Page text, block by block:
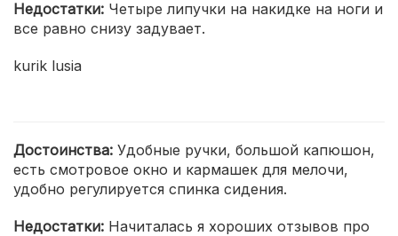
Недостатки: Четыре липучки на накидке на ноги и
все равно снизу задувает.
kurik lusia
Достоинства: Удобные ручки, большой капюшон,
есть смотровое окно и кармашек для мелочи,
удобно регулируется спинка сидения.
Недостатки: Начиталась я хороших отзывов про